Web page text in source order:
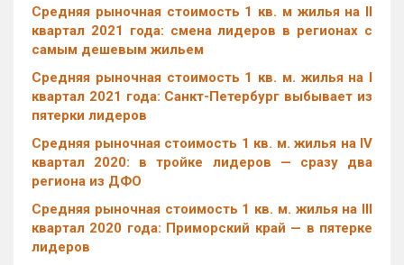
Средняя рыночная стоимость 1 кв. м жилья на II
квартал 2021 года: смена лидеров в регионах с
самым дешевым жильем
Средняя рыночная стоимость 1 кв. м. жилья на I
квартал 2021 года: Санкт-Петербург выбывает из
пятерки лидеров
Cредняя рыночная стоимость 1 кв. м. жилья на IV
квартал 2020: в тройке лидеров — сразу два
региона из ДФО
Средняя рыночная стоимость 1 кв. м. жилья на III
квартал 2020 года: Приморский край — в пятерке
лидеров